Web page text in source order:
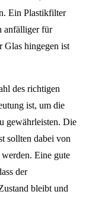
Ein Plastikfilter
anfälliger für
Glas hingegen ist
des richtigen
ist, um die
gewährleisten. Die
sollten dabei von
Eine gute
der
bleibt und